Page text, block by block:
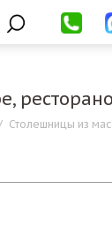
Столешницы из